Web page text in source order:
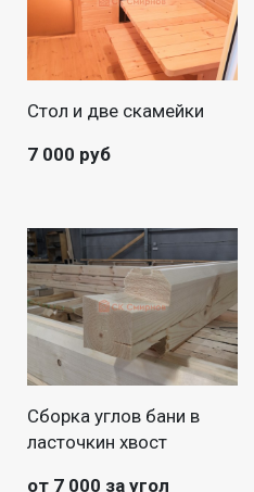
Стол и две скамейки
7 000 руб
Сборка углов бани в
ласточкин хвост
от 7 000 за угол